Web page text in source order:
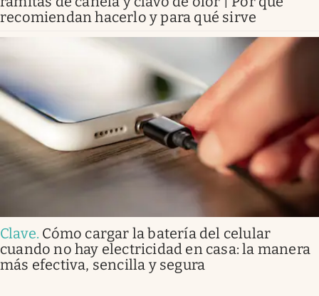
recomiendan hacerlo y para qué sirve
Clave. Cómo cargar la batería del celular
cuando no hay electricidad en casa: la manera
más efectiva, sencilla y segura